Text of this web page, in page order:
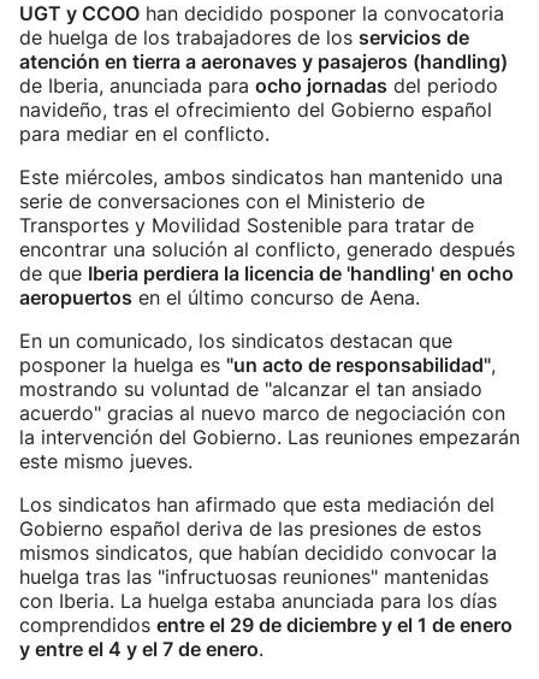
UGT y CCOO han decidido posponer la convocatoria
de huelga de los trabajadores de los servicios de
atención en tierra a aeronaves y pasajeros (handling)
de Iberia, anunciada para ocho jornadas del periodo
navideño, tras el ofrecimiento del Gobierno español
para mediar en el conflicto.
Este miércoles, ambos sindicatos han mantenido una
serie de conversaciones con el Ministerio de
Transportes y Movilidad Sostenible para tratar de
encontrar una solución al conflicto, generado después
de que Iberia perdiera la licencia de 'handling' en ocho
aeropuertos en el último concurso de Aena.
En un comunicado, los sindicatos destacan que
posponer la huelga es "un acto de responsabilidad",
mostrando su voluntad de "alcanzar el tan ansiado
acuerdo" gracias al nuevo marco de negociación con
la intervención del Gobierno. Las reuniones empezarán
este mismo jueves.
Los sindicatos han afirmado que esta mediación del
Gobierno español deriva de las presiones de estos
mismos sindicatos, que habían decidido convocar la
huelga tras las "infructuosas reuniones" mantenidas
con Iberia. La huelga estaba anunciada para los días
comprendidos entre el 29 de diciembre y el 1 de enero
y entre el 4 y el 7 de enero.